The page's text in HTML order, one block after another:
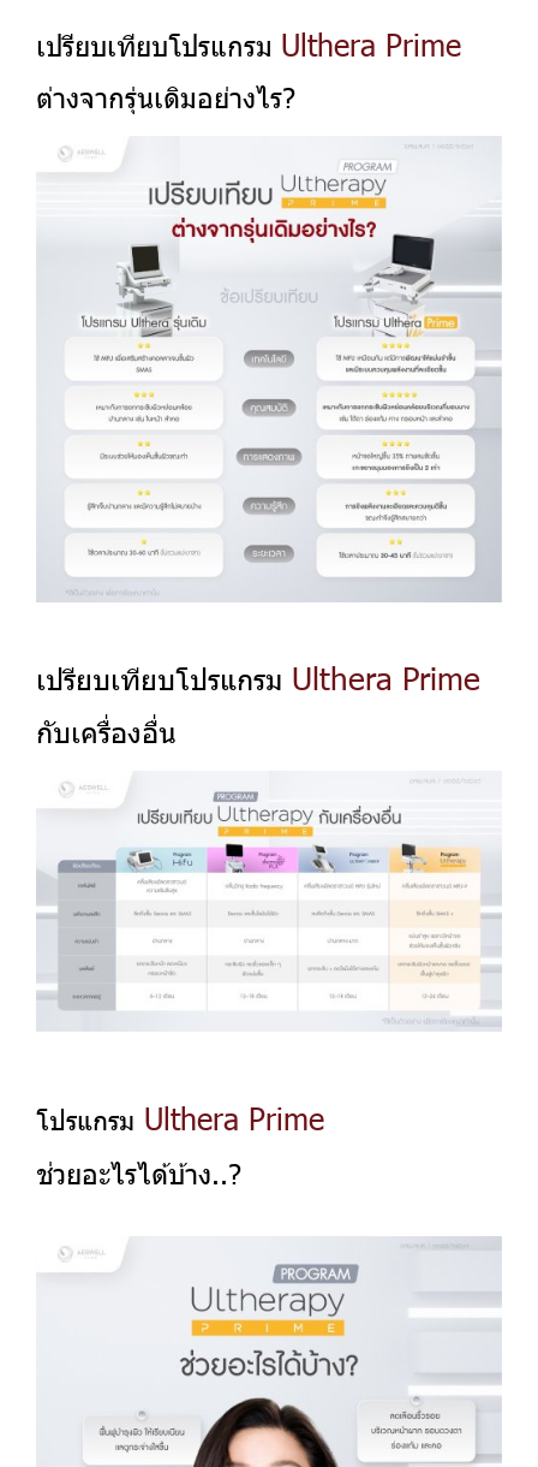
เปรียบเทียบโปรแกรม Ulthera Prime
ต่างจากรุ่นเดิมอย่างไร?
เปรียบเทียบโปรแกรม Ulthera Prime
กับเครื่องอื่น
โปรแกรม Ulthera Prime
ช่วยอะไรได้บ้าง..?